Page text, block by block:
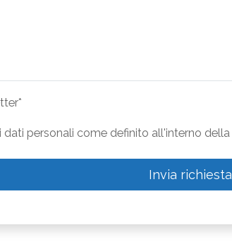
personali come definito all'interno della
Invia richiesta